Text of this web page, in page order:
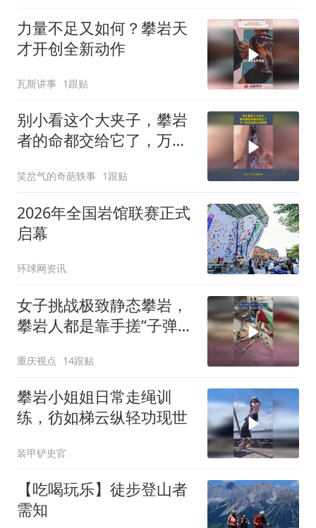
力量不足又如何？攀岩天
才开创全新动作
瓦斯讲事 1跟贴
别小看这个大夹子，攀岩
者的命都交给它了，万一
笑岔气的奇葩轶事 1跟贴
2026年全国岩馆联赛正式
启幕
环球网资讯
女子挑战极致静态攀岩，
攀岩人都是靠手搓“子弹时
重庆视点 14跟贴
攀岩小姐姐日常走绳训
练，彷如梯云纵轻功现世
装甲铲史官
【吃喝玩乐】徒步登山者
需知